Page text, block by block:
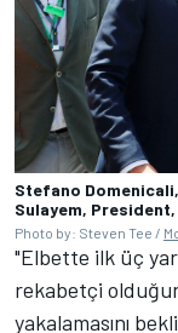
Stefano Domenicali,
Sulayem,
Photo by: Steven Tee /
"Elbette ilk üç
rekabetçi
yakalamasını